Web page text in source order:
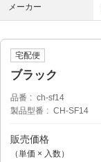
メーカー
宅配便
ブラック
品番
ch-sf14
製品型番
CH-SF14
販売価格
（単価 × 入数）